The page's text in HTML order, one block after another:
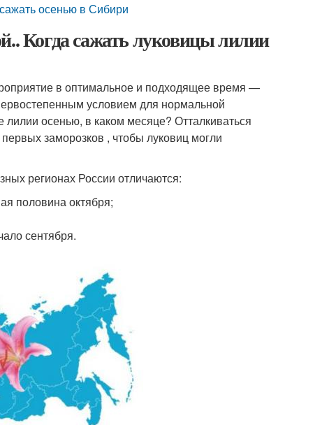
осенью в Сибири
Когда сажать луковицы лилии
в оптимальное и подходящее время —
условием для нормальной
осенью, в каком месяце? Отталкиваться
заморозков , чтобы луковиц могли
регионах России отличаются:
половина октября;
сентября.